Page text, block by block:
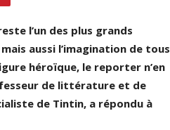
l’un des plus grands
aussi l’imagination de tous
héroïque, le reporter n’en
de littérature et de
de Tintin, a répondu à